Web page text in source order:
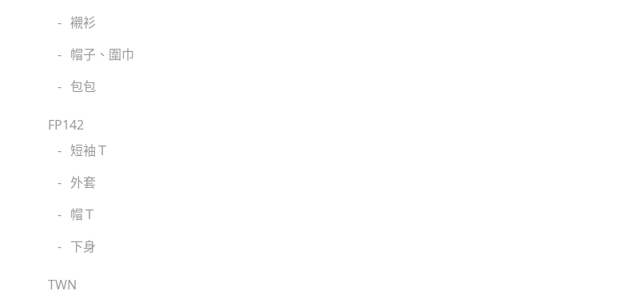
- 襯衫
- 帽子、圍巾
- 包包
FP142
- 短袖Ｔ
- 外套
- 帽Ｔ
- 下身
TWN